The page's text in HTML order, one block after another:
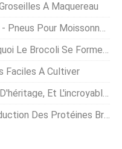
À Maquereau
Moissonneuses-Batteuses
Se Forme Petit, Tête Mal Formée
Faciles À Cultiver
Variété Qu'ils Apportent Au Jardinage
Poulets De Chair Peut Améliorer Le Bien-Être Des Oiseaux